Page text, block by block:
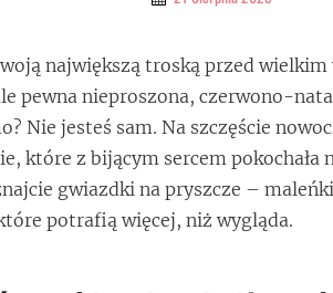
największą troską przed
pewna nieproszona, czerwono-
Nie jesteś sam. Na szczęście
które z bijącym sercem pokochała
gwiazdki na pryszcze –
potrafią więcej, niż wygląda.